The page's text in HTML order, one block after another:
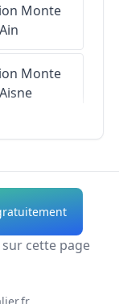
Monte
Ain
Monte
Aisne
Monte
Alpes-de-
Monte
cette page